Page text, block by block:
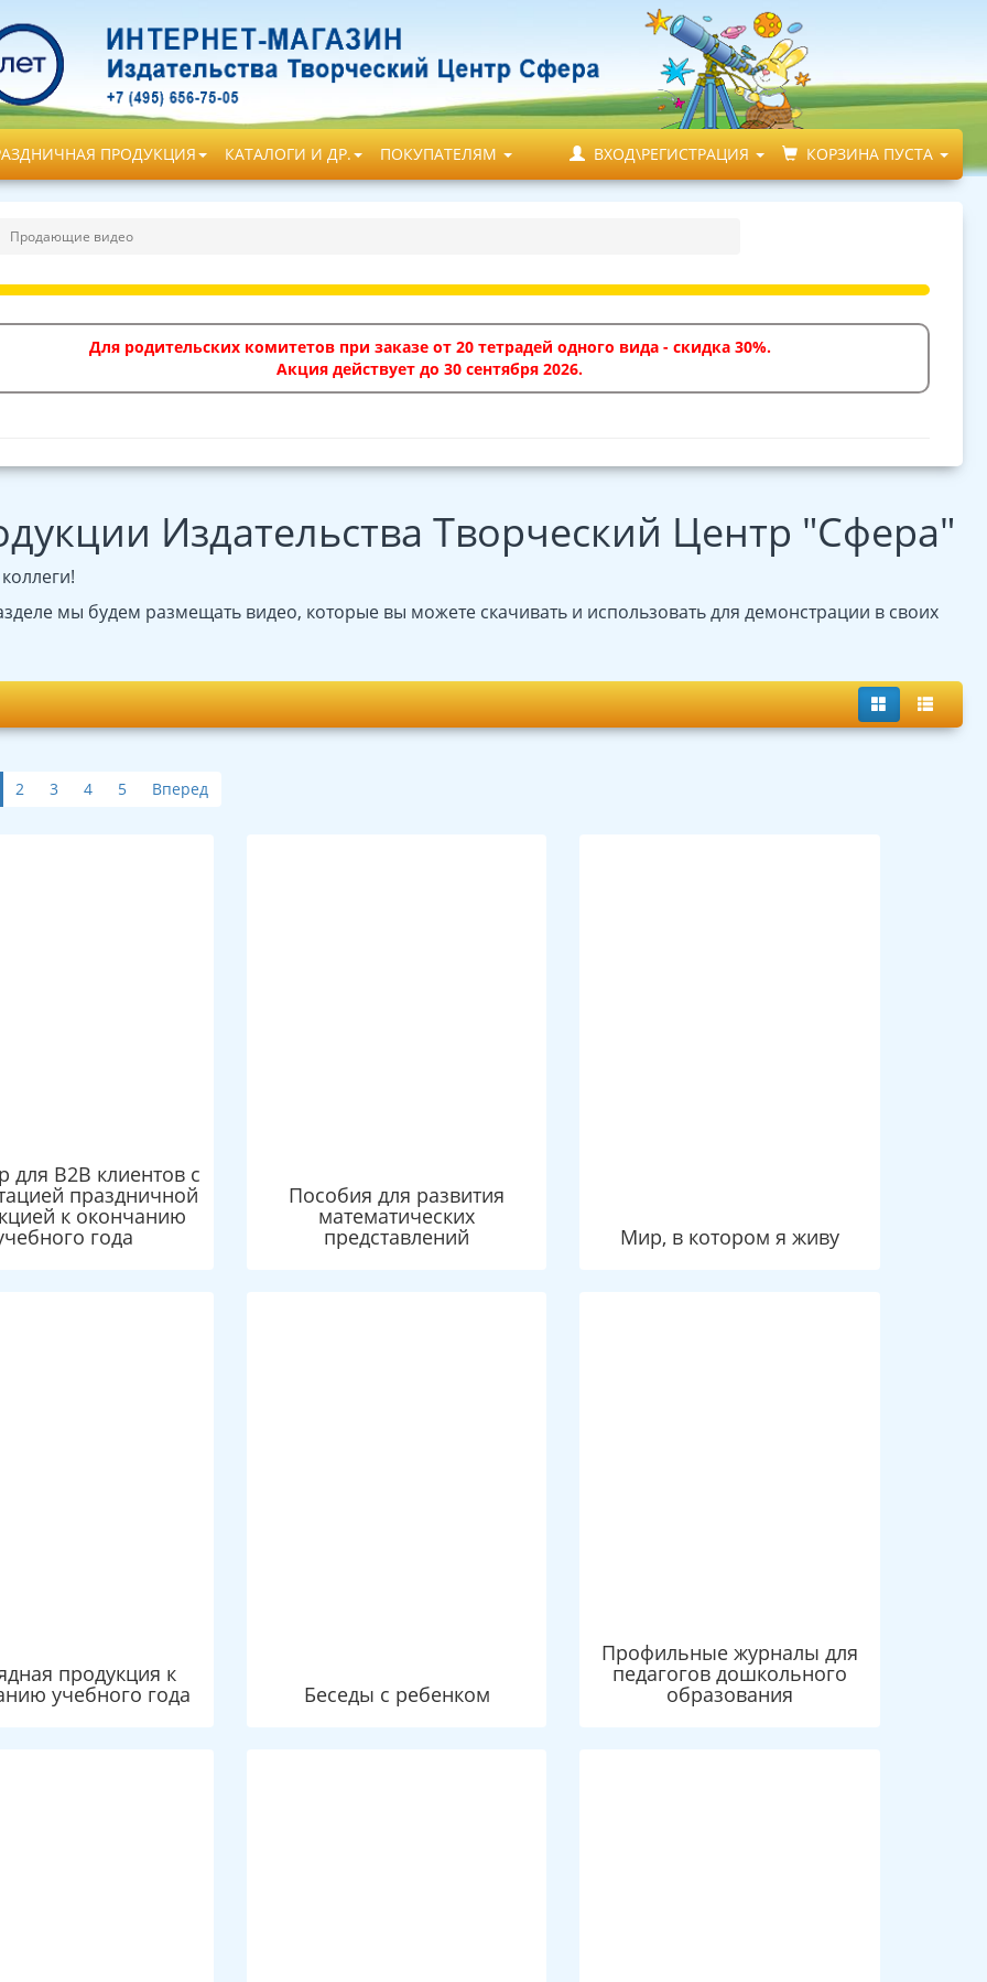
ПРОДУКЦИЯ КАТАЛОГИ И ДР. ПОКУПАТЕЛЯМ ВХОД\РЕГИСТРАЦИЯ КОРЗИНА ПУСТА
Продающие видео
Для родительских комитетов при заказе от 20 тетрадей одного вида - скидка 30%.
Акция действует до 30 сентября 2026.
Издательства Творческий Центр "Сфера"
мы будем размещать видео, которые вы можете скачивать и использовать для демонстрации в своих
2 3 4 5 Вперед
для B2B клиентов с
праздничной
к окончанию
года
Пособия для развития
математических
представлений Мир, в котором я живу
продукция к
учебного года Беседы с ребенком
Профильные журналы для
педагогов дошкольного
образования